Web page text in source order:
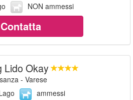
NON ammessi
Contatta
Lido Okay
- Varese
ammessi